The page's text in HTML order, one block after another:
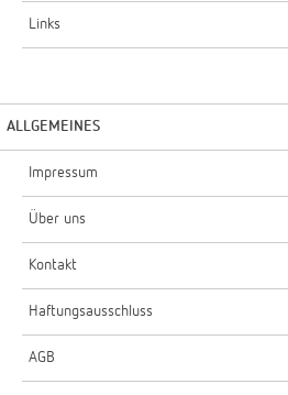
Links
ALLGEMEINES
Impressum
Über uns
Kontakt
Haftungsausschluss
AGB